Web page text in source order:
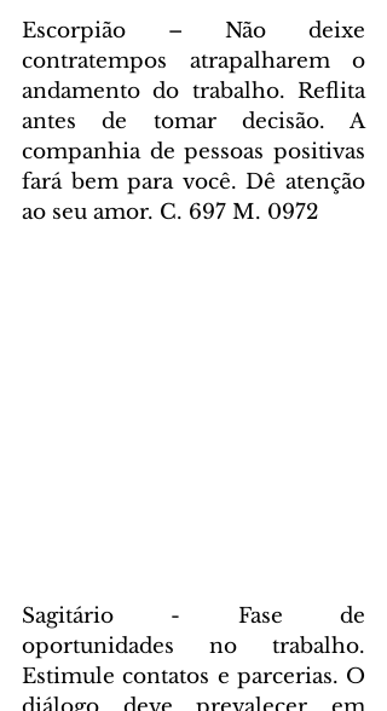
Escorpião – Não deixe
contratempos atrapalharem o
andamento do trabalho. Reflita
antes de tomar decisão. A
companhia de pessoas positivas
fará bem para você. Dê atenção
ao seu amor. C. 697 M. 0972
Sagitário - Fase de
oportunidades no trabalho.
Estimule contatos e parcerias. O